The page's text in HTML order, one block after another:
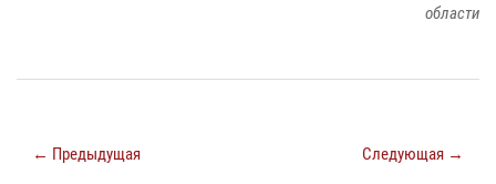
области
← Предыдущая Следующая →